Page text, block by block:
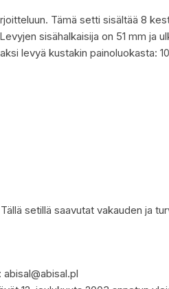
Tämä setti sisältää 8
sisähalkaisija on 51 mm ja
levyä kustakin painoluokasta:
setillä saavutat vakauden ja
abisal@abisal.pl